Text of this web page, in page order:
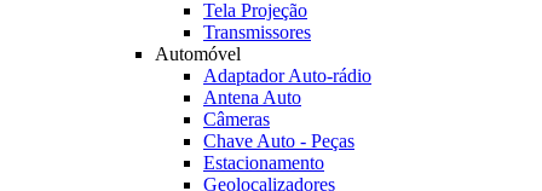
Tela Projeção
Transmissores
Automóvel
Adaptador Auto-rádio
Antena Auto
Câmeras
Chave Auto - Peças
Estacionamento
Geolocalizadores